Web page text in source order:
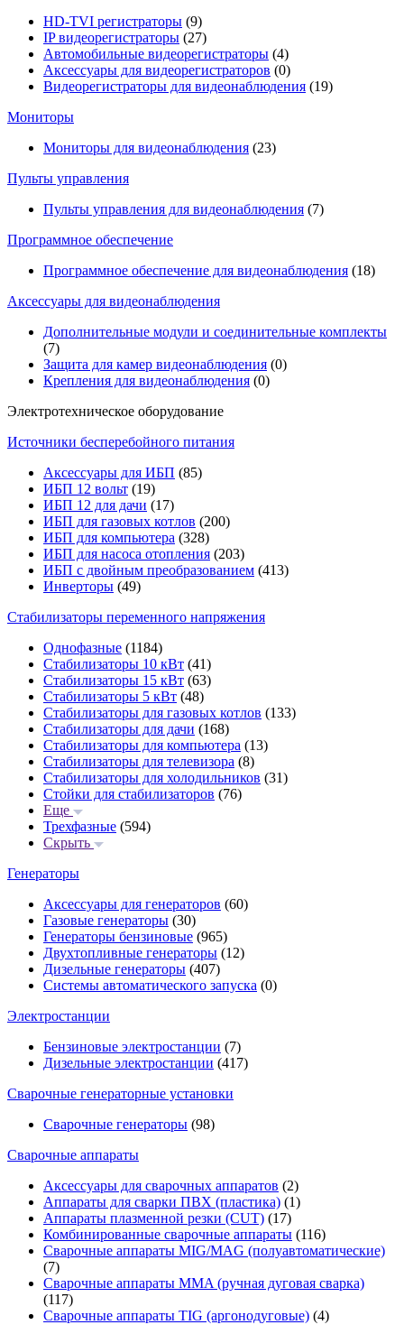
HD-TVI регистраторы (9)
IP видеорегистраторы (27)
Автомобильные видеорегистраторы (4)
Аксессуары для видеорегистраторов (0)
Видеорегистраторы для видеонаблюдения (19)
Мониторы
Мониторы для видеонаблюдения (23)
Пульты управления
Пульты управления для видеонаблюдения (7)
Программное обеспечение
Программное обеспечение для видеонаблюдения (18)
Аксессуары для видеонаблюдения
Дополнительные модули и соединительные комплекты
(7)
Защита для камер видеонаблюдения (0)
Крепления для видеонаблюдения (0)
Электротехническое оборудование
Источники бесперебойного питания
Аксессуары для ИБП (85)
ИБП 12 вольт (19)
ИБП 12 для дачи (17)
ИБП для газовых котлов (200)
ИБП для компьютера (328)
ИБП для насоса отопления (203)
ИБП с двойным преобразованием (413)
Инверторы (49)
Стабилизаторы переменного напряжения
Однофазные (1184)
Стабилизаторы 10 кВт (41)
Стабилизаторы 15 кВт (63)
Стабилизаторы 5 кВт (48)
Стабилизаторы для газовых котлов (133)
Стабилизаторы для дачи (168)
Стабилизаторы для компьютера (13)
Стабилизаторы для телевизора (8)
Стабилизаторы для холодильников (31)
Стойки для стабилизаторов (76)
Еще
Трехфазные (594)
Скрыть
Генераторы
Аксессуары для генераторов (60)
Газовые генераторы (30)
Генераторы бензиновые (965)
Двухтопливные генераторы (12)
Дизельные генераторы (407)
Системы автоматического запуска (0)
Электростанции
Бензиновые электростанции (7)
Дизельные электростанции (417)
Сварочные генераторные установки
Сварочные генераторы (98)
Сварочные аппараты
Аксессуары для сварочных аппаратов (2)
Аппараты для сварки ПВХ (пластика) (1)
Аппараты плазменной резки (CUT) (17)
Комбинированные сварочные аппараты (116)
Сварочные аппараты MIG/MAG (полуавтоматические)
(7)
Сварочные аппараты MMA (ручная дуговая сварка)
(117)
Сварочные аппараты TIG (аргонодуговые) (4)